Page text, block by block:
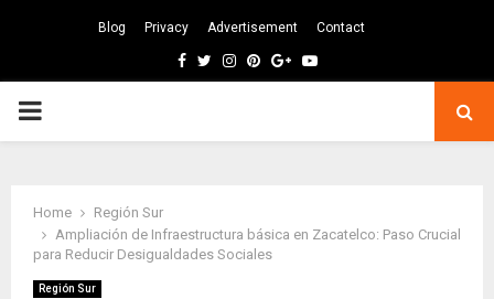
Blog Privacy Advertisement Contact
Facebook
TwitterInstagram
Pinterest
GoogleYoutube
PRIMARY
Home
Región Sur
Ampliación de Infraestructura básica en Zacatelco: Paso Crucial
para Reducir Desigualdades Sociales
Región Sur